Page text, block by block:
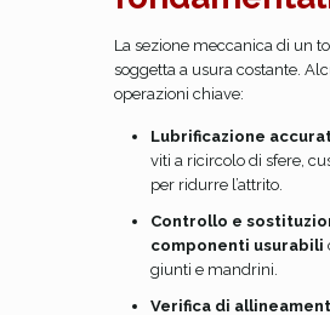
La sezione meccanica di un
soggetta a usura costante.
operazioni chiave:
Lubrificazione
viti a ricircolo di sfere,
per ridurre l’attrito.
Controllo e
componenti usurabili
giunti e mandrini.
Verifica di